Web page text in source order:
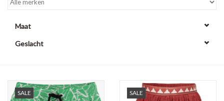
Maat
Geslacht
SALE SALE